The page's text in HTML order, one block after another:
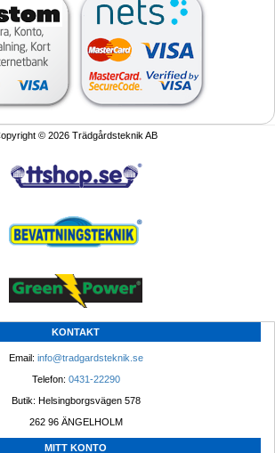
© 2026 Trädgårdsteknik AB
KONTAKT
Email: info@tradgardsteknik.se
Telefon: 0431-22290
Butik: Helsingborgsvägen 578
262 96 ÄNGELHOLM
MITT KONTO